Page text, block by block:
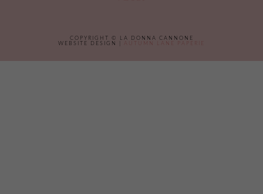
COPYRIGHT © LA DONNA CANNONE
WEBSITE DESIGN |
AUTUMN LANE PAPERIE